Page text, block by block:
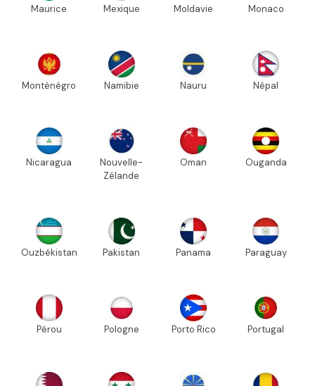
Maurice Mexique Moldavie Monaco
Monténégro Namibie Nauru Népal
Nicaragua
Nouvelle-
Zélande
Oman Ouganda
Ouzbékistan Pakistan Panama Paraguay
Pérou Pologne Porto Rico Portugal